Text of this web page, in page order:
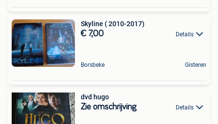
Skyline ( 2010-2017)
€ 7,00 Details
Borsbeke Gisteren
dvd hugo
Zie omschrijving Details